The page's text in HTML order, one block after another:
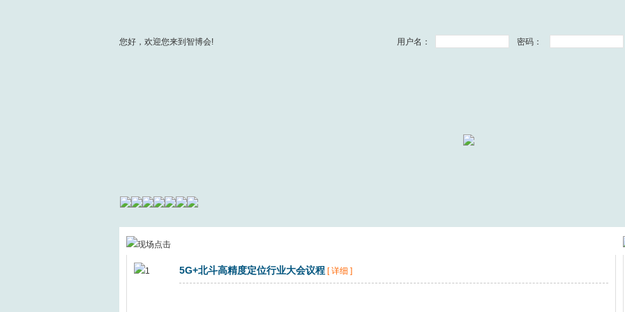
您好，欢迎您来到智博会! 用户名： 密码：
5G+北斗高精度定位行业大会议程 [ 详细 ]